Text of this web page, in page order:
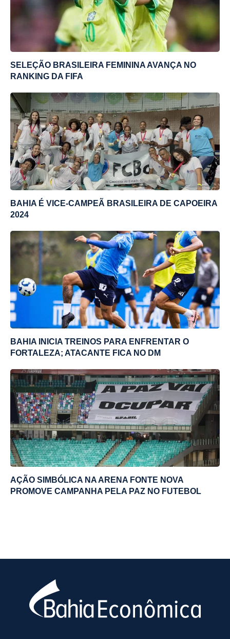
SELEÇÃO BRASILEIRA FEMININA AVANÇA NO
RANKING DA FIFA
BAHIA É VICE-CAMPEÃ BRASILEIRA DE CAPOEIRA
2024
BAHIA INICIA TREINOS PARA ENFRENTAR O
FORTALEZA; ATACANTE FICA NO DM
AÇÃO SIMBÓLICA NA ARENA FONTE NOVA
PROMOVE CAMPANHA PELA PAZ NO FUTEBOL